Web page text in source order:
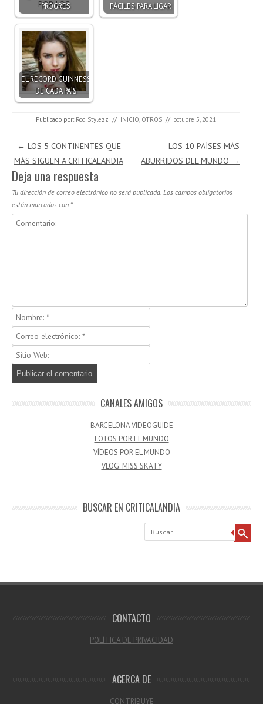
PROGRES
FÁCILES PARA LIGAR
EL RÉCORD GUINNESS
DE CADA PAÍS
Publicado por: Rod Stylezz // INICIO OTROS // octubre 5, 2021
Navegación de entradas
← LOS 5 CONTINENTES QUE
MÁS SIGUEN A CRITICALANDIA
LOS 10 PAÍSES MÁS
ABURRIDOS DEL MUNDO →
Deja una respuesta
Tu dirección de correo electrónico no será publicada. Los campos obligatorios
están marcados con *
CANALES AMIGOS
BARCELONA VIDEOGUIDE
FOTOS POR EL MUNDO
VÍDEOS POR EL MUNDO
VLOG: MISS SKATY
BUSCAR EN CRITICALANDIA
Buscar
CONTACTO
POLÍTICA DE PRIVACIDAD
ACERCA DE
CONTRIBUYE